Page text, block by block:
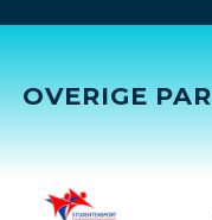
OVERIGE